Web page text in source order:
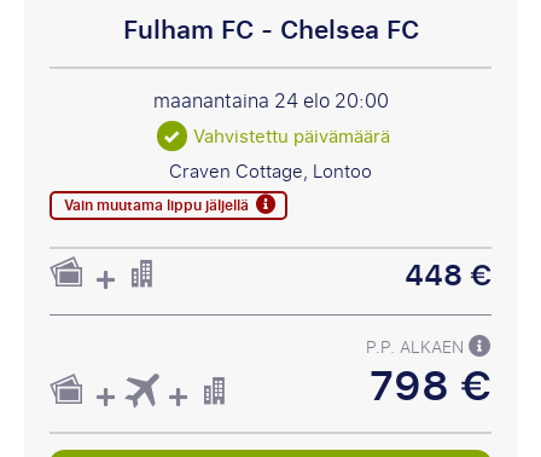
Fulham FC - Chelsea FC
maanantaina 24 elo20:00
Vahvistettu päivämäärä
Craven Cottage, Lontoo
Vain muutama lippu jäljellä
448 €
P.P. ALKAEN
798 €